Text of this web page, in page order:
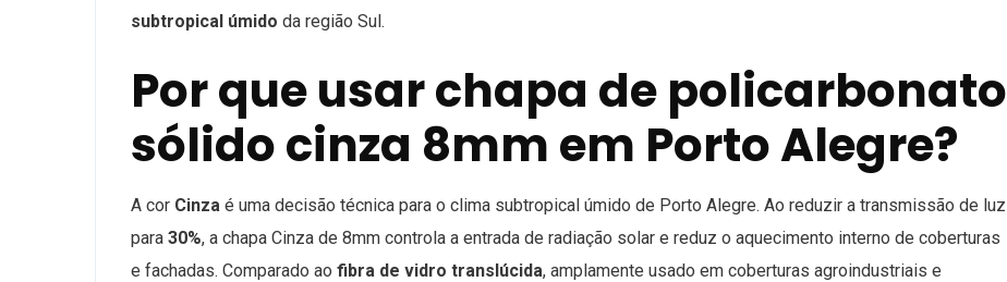
subtropical úmido da região Sul.
Por que usar chapa de policarbonato
sólido cinza 8mm em Porto Alegre?
A cor Cinza é uma decisão técnica para o clima subtropical úmido de Porto Alegre. Ao reduzir a transmissão de luz
para 30%, a chapa Cinza de 8mm controla a entrada de radiação solar e reduz o aquecimento interno de coberturas
e fachadas. Comparado ao fibra de vidro translúcida, amplamente usado em coberturas agroindustriais e